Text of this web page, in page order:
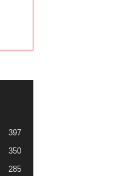
397
350
285